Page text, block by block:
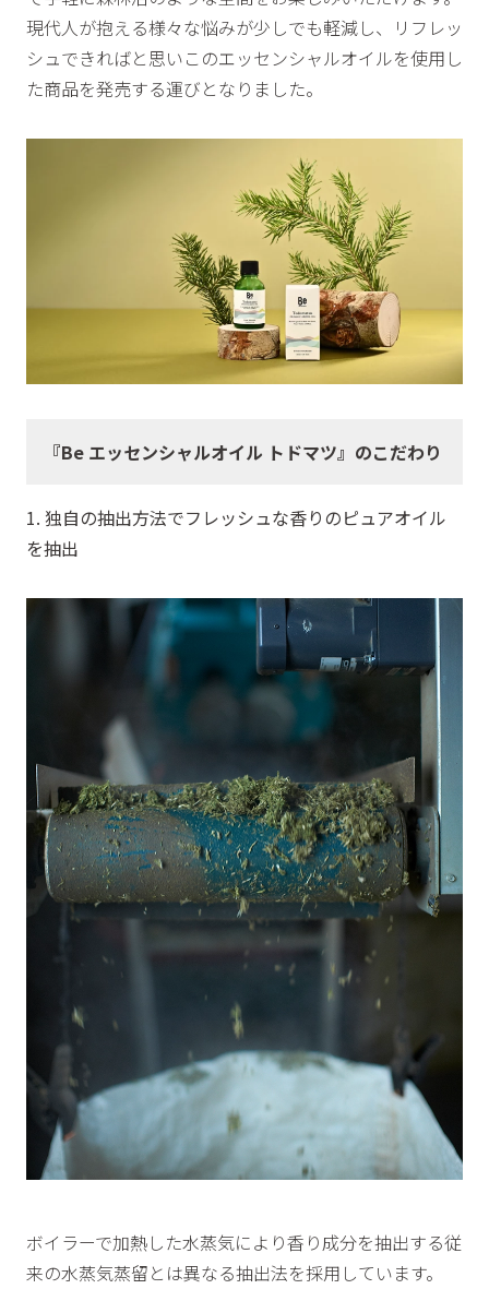
現代人が抱える様々な悩みが少しでも軽減し、リフレッ
シュできればと思いこのエッセンシャルオイルを使用し
た商品を発売する運びとなりました。
『Be エッセンシャルオイル トドマツ』のこだわり
1. 独自の抽出方法でフレッシュな香りのピュアオイル
を抽出
ボイラーで加熱した水蒸気により香り成分を抽出する従
来の水蒸気蒸留とは異なる抽出法を採用しています。